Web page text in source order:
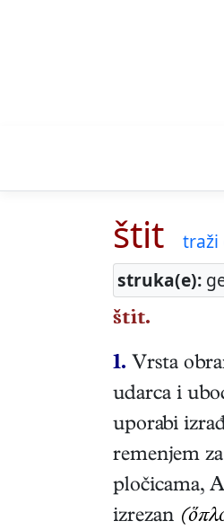
štit
traži
struka(e):
štit.
1. Vrsta
udarca i
uporabi
remenjem
pločicama,
izrezan